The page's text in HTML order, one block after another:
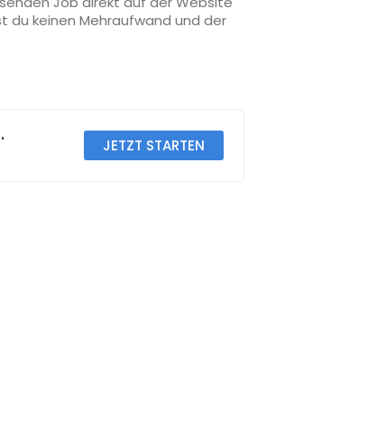
keinen Mehraufwand und der
JETZT STARTEN